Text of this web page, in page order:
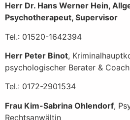
Herr Dr. Hans Werner Hein,
Psychotherapeut, Supervisor
Tel.: 01520-1642394
Herr Peter Binot,
psychologischer Berater & Coach
Tel.: 0172-2901534
Frau Kim-Sabrina Ohlendorf,
Rechtsanwältin